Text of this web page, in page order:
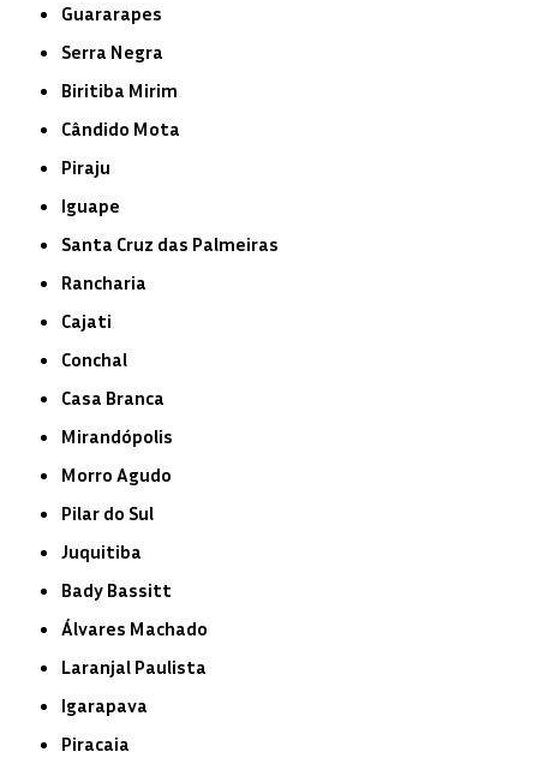
Guararapes
Serra Negra
Biritiba Mirim
Cândido Mota
Piraju
Iguape
Santa Cruz das Palmeiras
Rancharia
Cajati
Conchal
Casa Branca
Mirandópolis
Morro Agudo
Pilar do Sul
Juquitiba
Bady Bassitt
Álvares Machado
Laranjal Paulista
Igarapava
Piracaia